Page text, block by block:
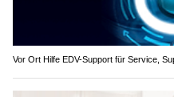
Vor Ort Hilfe EDV-Support für Service,